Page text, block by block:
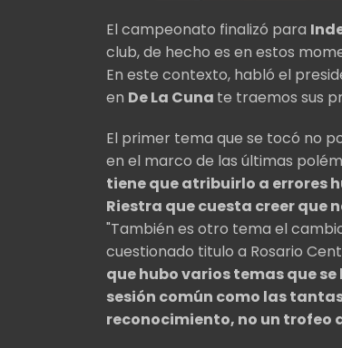
El campeonato finalizó para
club, de hecho es en estos
En este contexto, habló el
en De La Cuna te traemos sus
El primer tema que se tocó no
en el marco de las últimas
tiene que atribuirlo a errores
Riestra que cuesta creer que
"También es otro tema el
cuestionado titulo a Rosario
que hubo varios temas que
sesión común como las
reconocimiento, no un trofeo